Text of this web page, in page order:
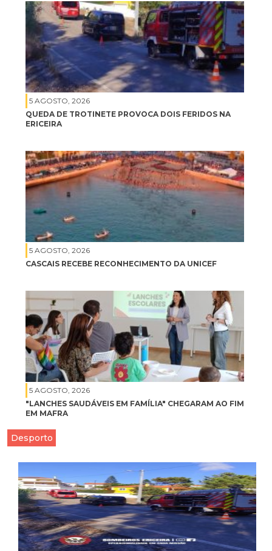
5 AGOSTO, 2026
QUEDA DE TROTINETE PROVOCA DOIS FERIDOS NA
ERICEIRA
5 AGOSTO, 2026
CASCAIS RECEBE RECONHECIMENTO DA UNICEF
5 AGOSTO, 2026
"LANCHES SAUDÁVEIS EM FAMÍLIA" CHEGARAM AO FIM
EM MAFRA
Desporto